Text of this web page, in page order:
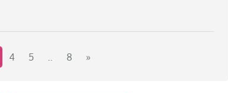
natuurlijk nooit iedereen) het nog steeds
dat nog gewoon te kunnen doen en we lijken dat
daar verder ook niets over in de zin van dat dat
4 5 .. 8 »